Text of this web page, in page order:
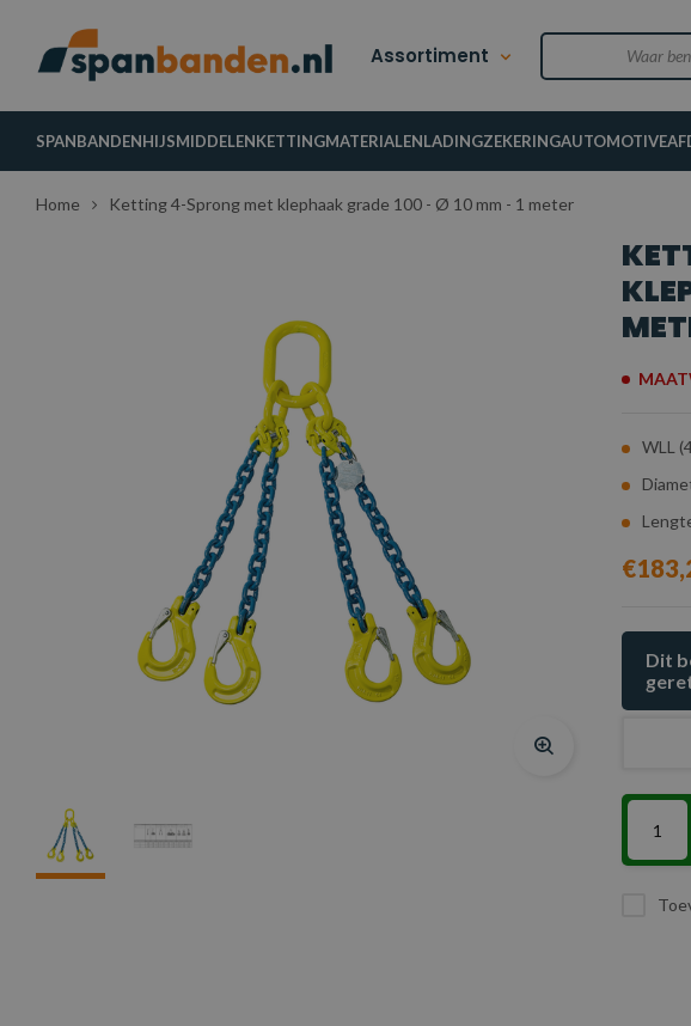
Assortiment
SPANBANDENHIJSMIDDELENKETTINGMATERIALENLADINGZEKERINGAUTOMOTIVE
Home Ketting 4-Sprong met klephaak grade 100 - Ø 10 mm - 1 meter
WLL
Dit